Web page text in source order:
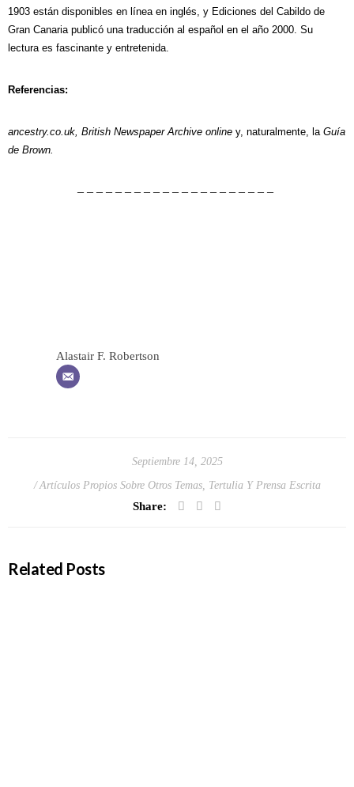
1903 están disponibles en línea en inglés, y Ediciones del Cabildo de
Gran Canaria publicó una traducción al español en el año 2000. Su
lectura es fascinante y entretenida.
Referencias:
ancestry.co.uk, British Newspaper Archive online y, naturalmente, la Guía
de Brown.
– – – – – – – – – – – – – – – – – – – – –
Alastair F. Robertson
Septiembre 14, 2025
Artículos Propios Sobre Otros Temas, Tertulia Y Prensa Escrita
Share:
Related Posts